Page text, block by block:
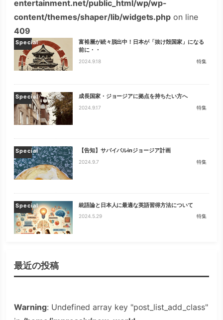
entertainment.net/public_html/wp/wp-
content/themes/shaper/lib/widgets.php on line
409
Special
富裕層が続々脱出中！日本が「抜け殻国家」になる
前に・・
2024.9.18 特集
Special 成長国家・ジョージアに拠点を持ちたい方へ
2024.9.17 特集
Special 【告知】サバイバルinジョージア計画
2024.9.7 特集
Special 統語論と日本人に最適な英語習得方法について
2024.5.29 特集
最近の投稿
Warning: Undefined array key "post_list_add_class"